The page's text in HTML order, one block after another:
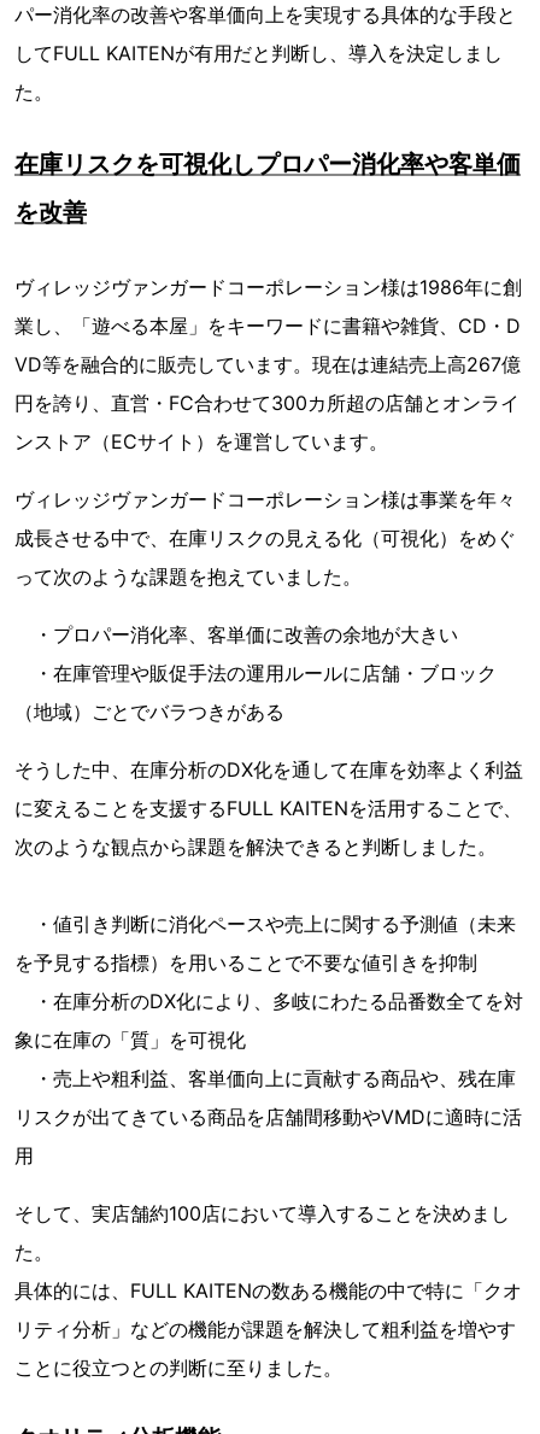
パー消化率の改善や客単価向上を実現する具体的な手段と
してFULL KAITENが有用だと判断し、導入を決定しまし
た。
在庫リスクを可視化しプロパー消化率や客単価
を改善
ヴィレッジヴァンガードコーポレーション様は1986年に創
業し、「遊べる本屋」をキーワードに書籍や雑貨、CD・D
VD等を融合的に販売しています。現在は連結売上高267億
円を誇り、直営・FC合わせて300カ所超の店舗とオンライ
ンストア（ECサイト）を運営しています。
ヴィレッジヴァンガードコーポレーション様は事業を年々
成長させる中で、在庫リスクの見える化（可視化）をめぐ
って次のような課題を抱えていました。
・プロパー消化率、客単価に改善の余地が大きい
・在庫管理や販促手法の運用ルールに店舗・ブロック
（地域）ごとでバラつきがある
そうした中、在庫分析のDX化を通して在庫を効率よく利益
に変えることを支援するFULL KAITENを活用することで、
次のような観点から課題を解決できると判断しました。
・値引き判断に消化ペースや売上に関する予測値（未来
を予見する指標）を用いることで不要な値引きを抑制
・在庫分析のDX化により、多岐にわたる品番数全てを対
象に在庫の「質」を可視化
・売上や粗利益、客単価向上に貢献する商品や、残在庫
リスクが出てきている商品を店舗間移動やVMDに適時に活
用
そして、実店舗約100店において導入することを決めまし
た。
具体的には、FULL KAITENの数ある機能の中で特に「クオ
リティ分析」などの機能が課題を解決して粗利益を増やす
ことに役立つとの判断に至りました。